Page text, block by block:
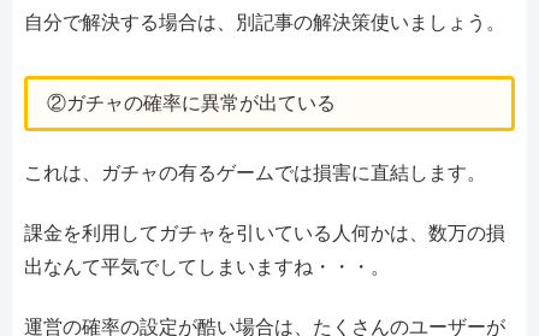
自分で解決する場合は、別記事の解決策使いましょう。
②ガチャの確率に異常が出ている
これは、ガチャの有るゲームでは損害に直結します。
課金を利用してガチャを引いている人何かは、数万の損
出なんて平気でしてしまいますね・・・。
運営の確率の設定が酷い場合は、たくさんのユーザーが